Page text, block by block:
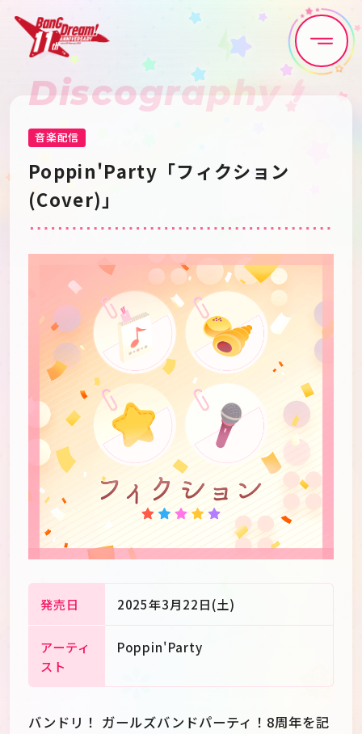
Home News
Live•Event
Artist
Schedule About
Goods
JPEN
Discography
音楽配信
Poppin'Party「フィクション
(Cover)」
発売日 2025年3月22日(土)
アーティ
スト
Poppin'Party
バンドリ！ ガールズバンドパーティ！8周年を記